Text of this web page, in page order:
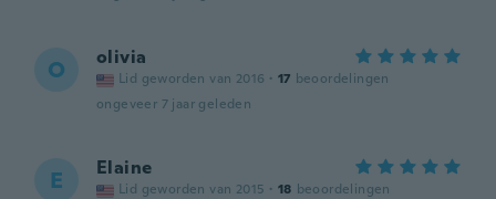
O olivia
Lid geworden van 2016 · 17 beoordelingen
ongeveer 7 jaar geleden
E Elaine
Lid geworden van 2015 · 18 beoordelingen